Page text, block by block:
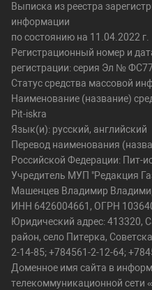
Выписка из реестра
информации
по состоянию на 11.04.2022 г.
Регистрационный номер и
регистрации: серия Эл №
Статус средства массовой
Наименование (название)
Pit-iskra
Язык(и): русский, английский
Перевод наименования
Российской Федерации: Пит-
Учредитель МУП "Редакция
Машенцев Владимир
ИНН 6426004661, ОГРН
Юридический адрес: 413320,
район, село Питерка,
2-14-85; +784561-2-12-64;
Доменное имя сайта в
телекоммуникационной сети